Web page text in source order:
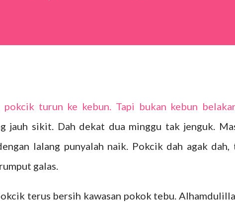
turun ke kebun. Tapi bukan kebun
jauh sikit. Dah dekat dua minggu tak jenguk.
lalang punyalah naik. Pokcik dah agak dah,
galas.
terus bersih kawasan pokok tebu.